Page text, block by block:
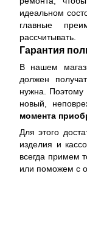
идеальном
главные
рассчитывать.
Гарантия
В нашем
должен
нужна. Поэтому
новый,
момента
Для этого
изделия и
всегда примем
или поможем с